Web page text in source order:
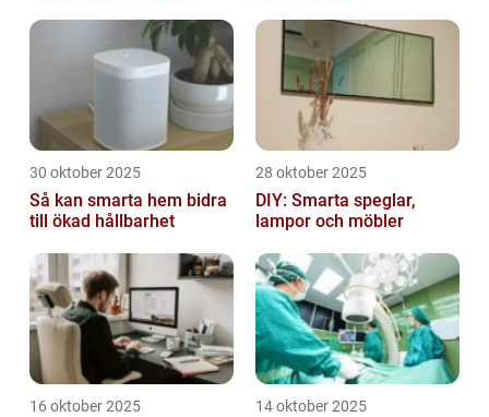
30 oktober 2025
Så kan smarta hem bidra
till ökad hållbarhet
28 oktober 2025
DIY: Smarta speglar,
lampor och möbler
16 oktober 2025 14 oktober 2025